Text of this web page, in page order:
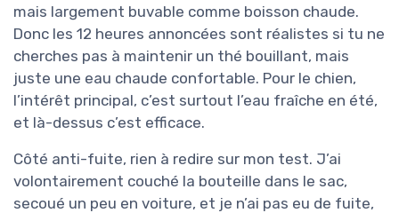
mais largement buvable comme boisson chaude.
Donc les 12 heures annoncées sont réalistes si tu ne
cherches pas à maintenir un thé bouillant, mais
juste une eau chaude confortable. Pour le chien,
l’intérêt principal, c’est surtout l’eau fraîche en été,
et là-dessus c’est efficace.
Côté anti-fuite, rien à redire sur mon test. J’ai
volontairement couché la bouteille dans le sac,
secoué un peu en voiture, et je n’ai pas eu de fuite,